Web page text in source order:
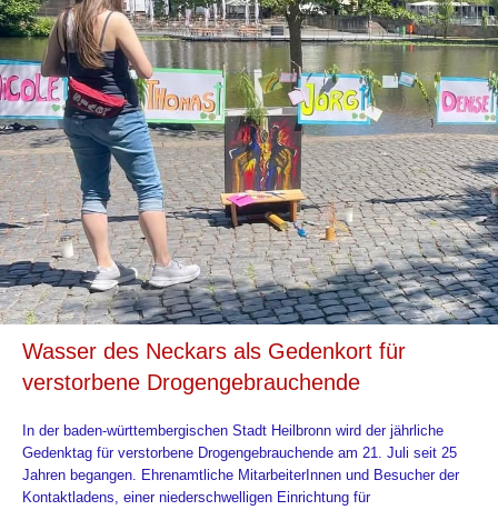
Wasser des Neckars als Gedenkort für
verstorbene Drogengebrauchende
In der baden-württembergischen Stadt Heilbronn wird der jährliche
Gedenktag für verstorbene Drogengebrauchende am 21. Juli seit 25
Jahren begangen. Ehrenamtliche MitarbeiterInnen und Besucher der
Kontaktladens, einer niederschwelligen Einrichtung für